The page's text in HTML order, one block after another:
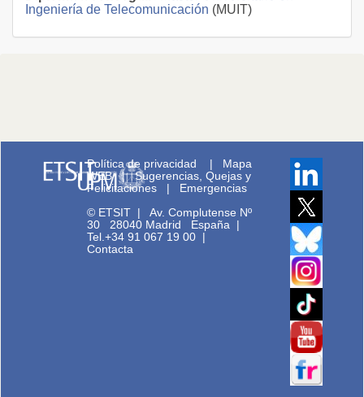
Ingeniería de Telecomunicación (MUIT)
Política de privacidad | Mapa
WEB|Sugerencias, Quejas y
Felicitaciones | Emergencias
© ETSIT |Av. Complutense Nº
30 28040 Madrid España |
Tel.+34 91 067 19 00 |
Contacta